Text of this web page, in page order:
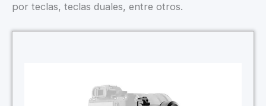
por teclas, teclas duales, entre otros.